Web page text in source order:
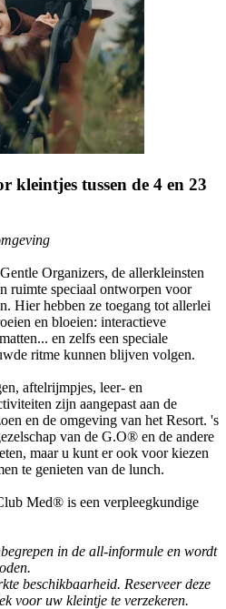
kleintjes tussen de 4 en 23
Organizers, de allerkleinsten
ruimte speciaal ontworpen voor
Hier hebben ze toegang tot allerlei
en bloeien: interactieve
en zelfs een speciale
ritme kunnen blijven volgen.
aftelrijmpjes, leer- en
zijn aangepast aan de
en de omgeving van het Resort. 's
van de G.O® en de andere
maar u kunt er ook voor kiezen
te genieten van de lunch.
Med® is een verpleegkundige
in de all-informule en wordt
beschikbaarheid. Reserveer deze
voor uw kleintje te verzekeren.